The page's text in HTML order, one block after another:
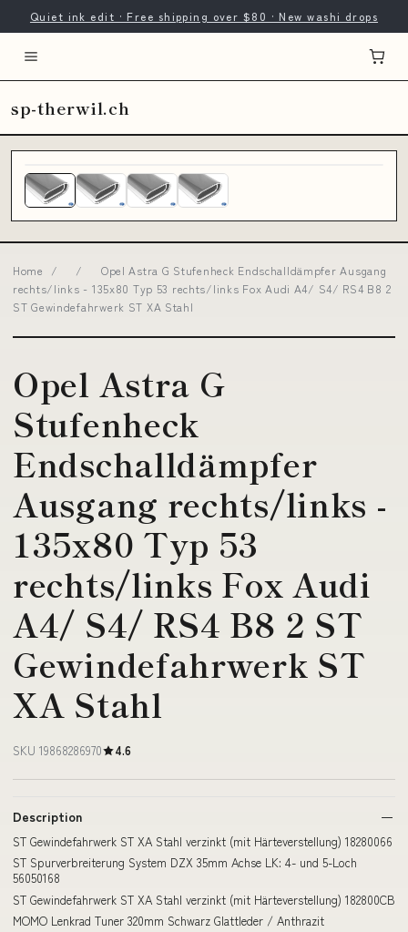
Quiet ink edit · Free shipping over $80 · New washi drops
sp-therwil.ch
Home / /
Opel Astra G Stufenheck Endschalldämpfer Ausgang
rechts/links - 135x80 Typ 53 rechts/links Fox Audi A4/ S4/ RS4 B8 2
ST Gewindefahrwerk ST XA Stahl
Opel Astra G
Stufenheck
Endschalldämpfer
Ausgang rechts/links -
135x80 Typ 53
rechts/links Fox Audi
A4/ S4/ RS4 B8 2 ST
Gewindefahrwerk ST
XA Stahl
SKU 19868286970 4.6
Description
ST Gewindefahrwerk ST XA Stahl verzinkt (mit Härteverstellung) 18280066
ST Spurverbreiterung System DZX 35mm Achse LK: 4- und 5-Loch
56050168
ST Gewindefahrwerk ST XA Stahl verzinkt (mit Härteverstellung) 182800CB
MOMO Lenkrad Tuner 320mm Schwarz Glattleder / Anthrazit